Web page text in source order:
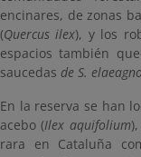
encinares, de zonas
(Quercus ilex), y los
espacios también
saucedas de S.
En la reserva se han
acebo (Ilex aquifolium
rara en Cataluña